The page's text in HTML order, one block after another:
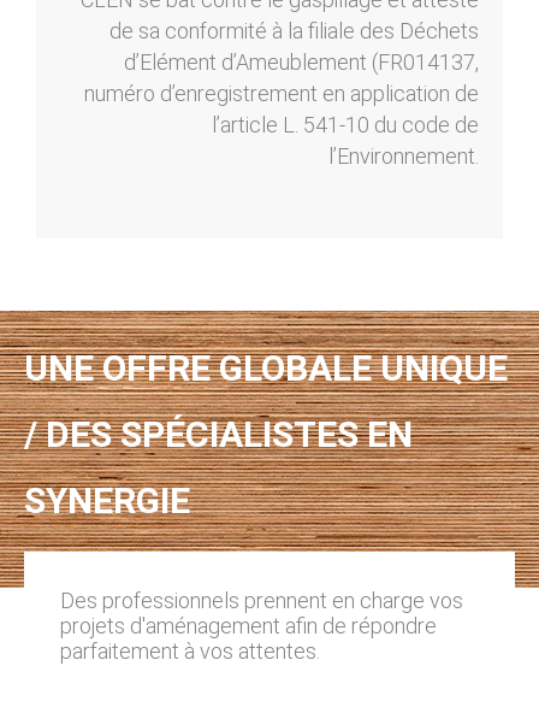
de sa conformité à la filiale des Déchets
d’Elément d’Ameublement (FR014137,
numéro d’enregistrement en application de
l’article L. 541-10 du code de
l’Environnement.
UNE OFFRE GLOBALE UNIQUE
/ DES SPÉCIALISTES EN
SYNERGIE
Des professionnels prennent en charge vos
projets d'aménagement afin de répondre
parfaitement à vos attentes.